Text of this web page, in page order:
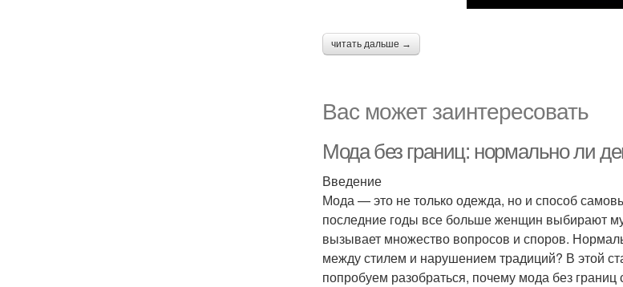
читать дальше →
Вас может заинтересовать
Мода без границ: нормально ли
Введение
Мода — это не только одежда, но и способ
последние годы все больше женщин выбирают
вызывает множество вопросов и споров.
между стилем и нарушением традиций? В этой
попробуем разобраться, почему мода без границ